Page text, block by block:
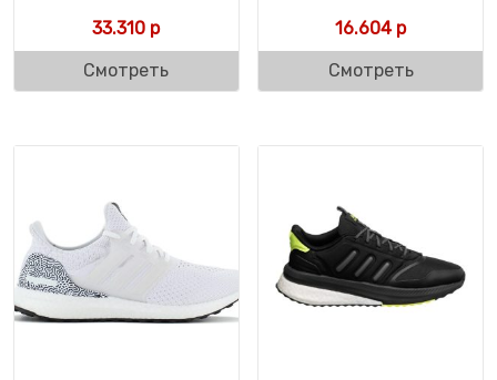
33.310 р
Смотреть
16.604р
Смотреть